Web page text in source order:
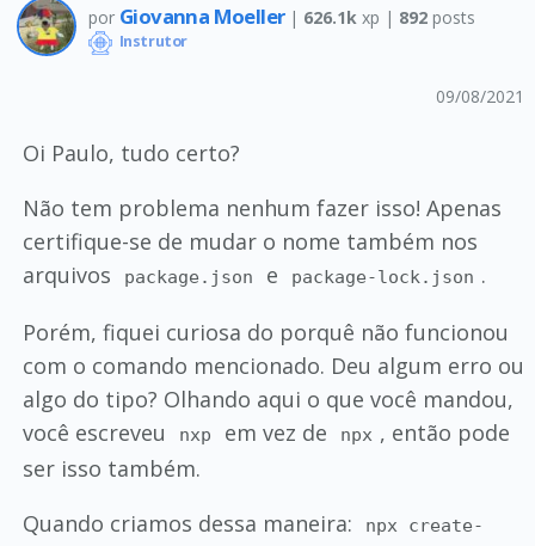
por Giovanna Moeller | 626.1k xp | 892posts
Instrutor
09/08/2021
Oi Paulo, tudo certo?
Não tem problema nenhum fazer isso! Apenas
certifique-se de mudar o nome também nos
arquivos
package.json e package-lock.json .
Porém, fiquei curiosa do porquê não funcionou
com o comando mencionado. Deu algum erro ou
algo do tipo? Olhando aqui o que você mandou,
você escreveu
nxp em vez de npx , então pode
ser isso também.
Quando criamos dessa maneira:
npx create-